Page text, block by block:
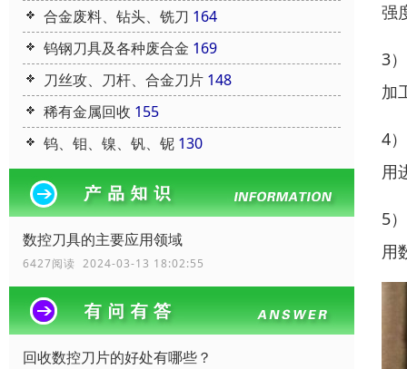
合金废料、钻头、铣刀 164
钨钢刀具及各种废合金 169
刀丝攻、刀杆、合金刀片 148
稀有金属回收 155
钨、钼、镍、钒、铌 130
数控刀具的主要应用领域
6427阅读 2024-03-13 18:02:55
回收数控刀片的好处有哪些？
强
3
加
4
用
5
用